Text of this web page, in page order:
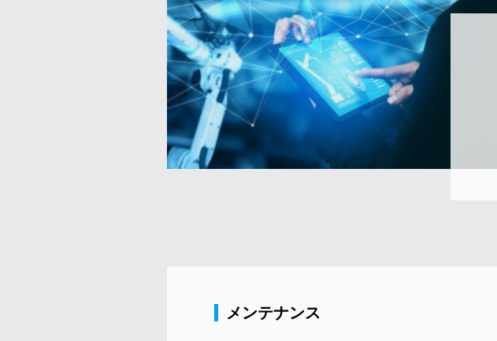
メンテナンス